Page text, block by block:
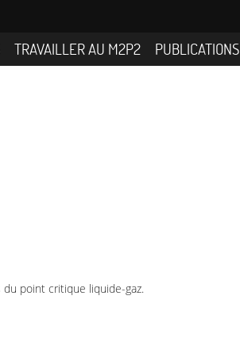
TRAVAILLER AU M2P2 PUBLICATIONS
point critique liquide-gaz.